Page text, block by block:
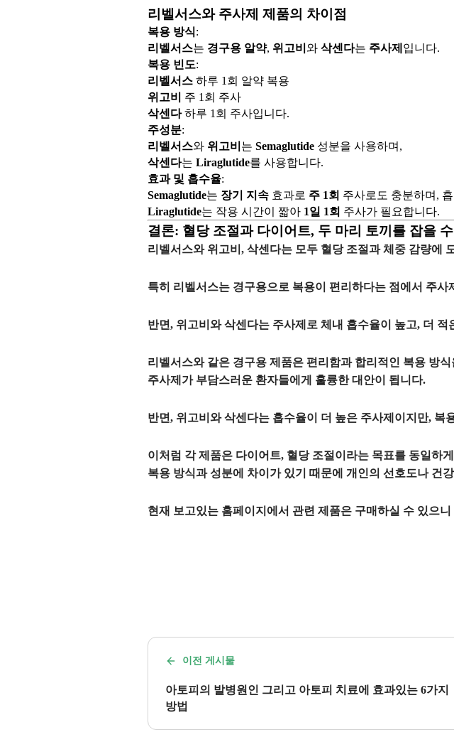
리벨서스와 주사제 제품의 차이점
복용 방식:
리벨서스는 경구용 알약, 위고비 와 삭센다는 주사제 입니다.
복용 빈도:
리벨서스 하루 1회 알약 복용
위고비
주 1회 주사
삭센다하루 1회 주사입니다.
주성분:
리벨서스와 위고비 는 Semaglutide 성분을 사용하며,
삭센다는 Liraglutide를 사용합니다.
효과 및 흡수율:
Semaglutide는 장기 지속 효과로 주 1회 주사로도 충분하며,
Liraglutide는 작용 시간이 짧아 1일 1회 주사가 필요합니다.
결론: 혈당 조절과 다이어트, 두 마리 토끼를 잡을
리벨서스와 위고비, 삭센다는 모두 혈당 조절과체중 감량에
특히 리벨서스는 경구용으로 복용이 편리하다는 점에서 주
반면, 위고비 와삭센다는 주사제 로 체내 흡수율이 높고, 더
리벨서스와 같은 경구용 제품은 편리함과 합리적인 복용 방
주사제가 부담스러운 환자들에게 훌륭한 대안이 됩니다.
반면, 위고비 와삭센다는 흡수율이 더 높은 주사제이지만, 복
이처럼 각 제품은 다이어트, 혈당 조절 이라는 목표를 동일하
복용 방식과 성분에 차이가 있기 때문에 개인의 선호도나 건
현재 보고있는 홈페이지에서 관련 제품은 구매하실 수 있으
이전 게시물
아토피의 발병원인 그리고 아토피 치료에 효과있는 6가지
방법